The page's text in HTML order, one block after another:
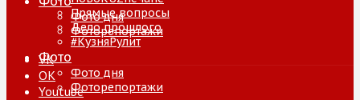
Фото дня
Фоторепортажи
VK
ОК
Youtube
Прямые вопросы
Дело прошлого
#КузняРулит
Фото
Фото дня
Фоторепортажи